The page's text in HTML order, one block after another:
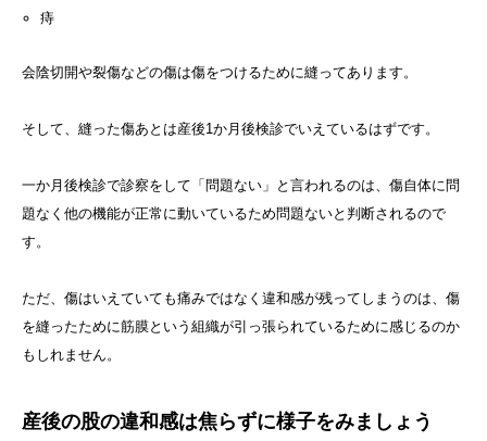
痔
会陰切開や裂傷などの傷は傷をつけるために縫ってあります。
そして、縫った傷あとは産後1か月後検診でいえているはずです。
一か月後検診で診察をして「問題ない」と言われるのは、傷自体に問
題なく他の機能が正常に動いているため問題ないと判断されるので
す。
ただ、傷はいえていても痛みではなく違和感が残ってしまうのは、傷
を縫ったために筋膜という組織が引っ張られているために感じるのか
もしれません。
産後の股の違和感は焦らずに様子をみましょう